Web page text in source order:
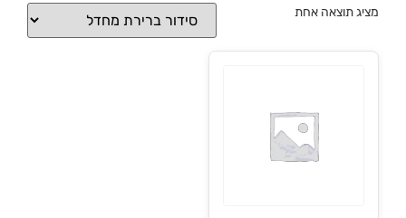
מציג תוצאה אחת